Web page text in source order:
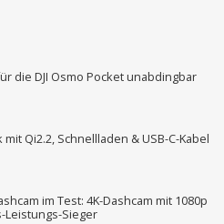
die DJI Osmo Pocket unabdingbar
Qi2.2, Schnellladen & USB-C-Kabel
im Test: 4K-Dashcam mit 1080p
Leistungs-Sieger